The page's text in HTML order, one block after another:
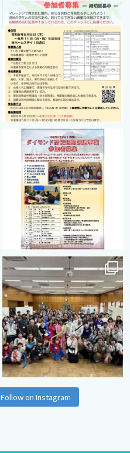
cts.international.friendship
4月 16
cts.international.friendship
8月 12
cts.international.friendship
8月 12
Follow on Instagram